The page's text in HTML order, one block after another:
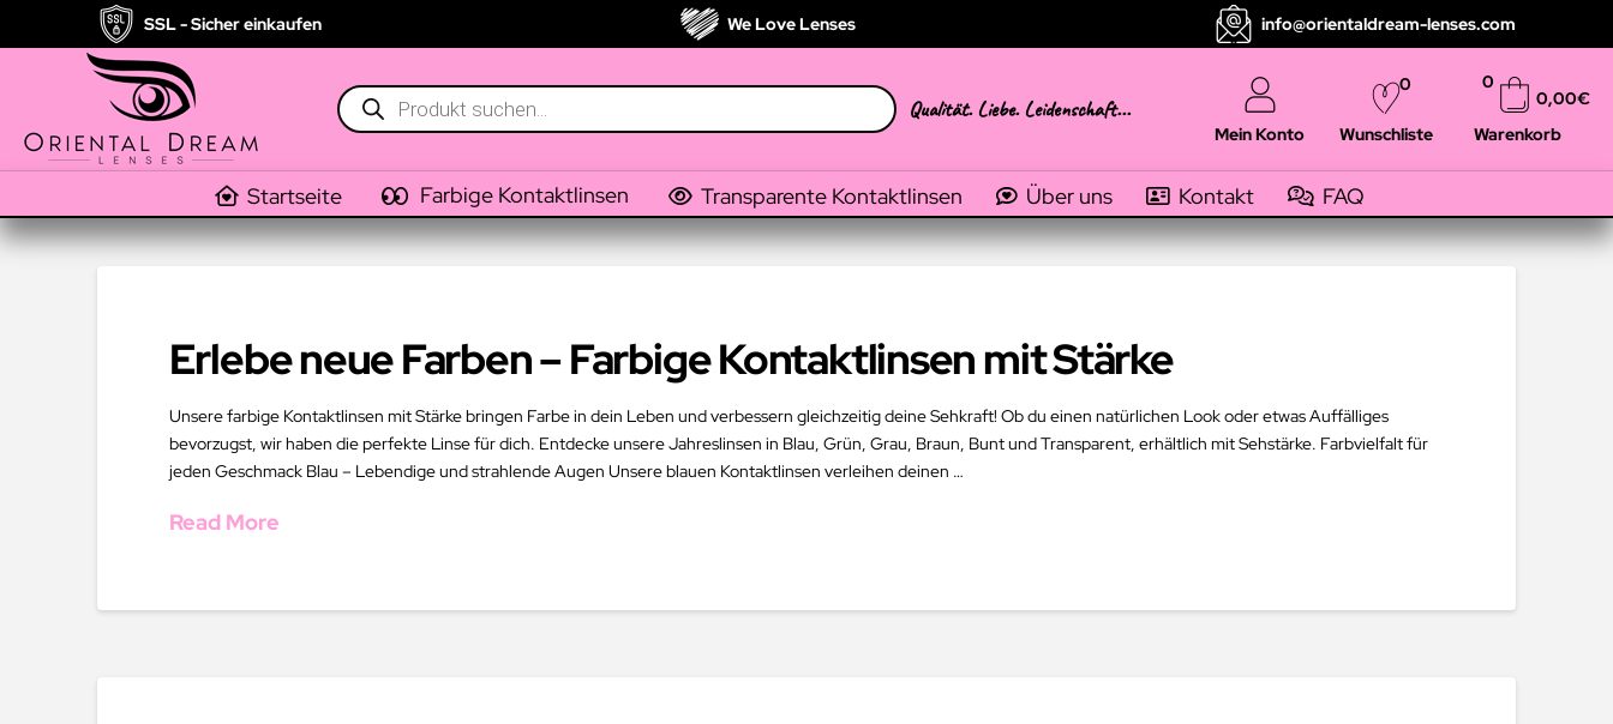
SSL - Sicher einkaufen We Love Lenses info@orientaldream-lenses.com
Products
search
Qualität. Liebe. Leidenschaft...
Mein Konto Wunschliste
0
Warenkorb
0,00€
0
Startseite Farbige Kontaktlinsen Transparente Kontaktlinsen Über uns Kontakt FAQ
Erlebe neue Farben – Farbige Kontaktlinsen mit Stärke
Unsere farbige Kontaktlinsen mit Stärke bringen Farbe in dein Leben und verbessern gleichzeitig deine Sehkraft! Ob du einen natürlichen Look oder etwas Auffälliges
bevorzugst, wir haben die perfekte Linse für dich. Entdecke unsere Jahreslinsen in Blau, Grün, Grau, Braun, Bunt und Transparent, erhältlich mit Sehstärke. Farbvielfalt für
jeden Geschmack Blau – Lebendige und strahlende Augen Unsere blauen Kontaktlinsen verleihen deinen …
Read More